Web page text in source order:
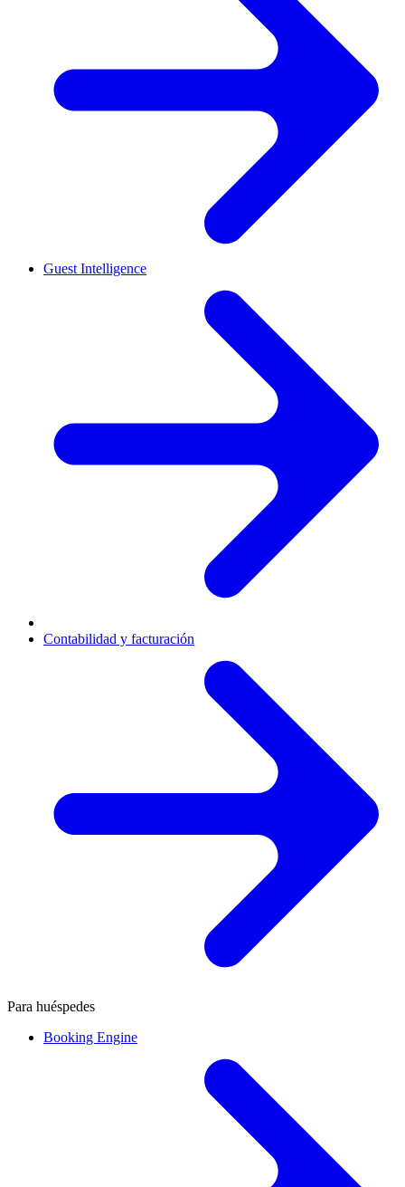
Guest Intelligence
Contabilidad y facturación
Para huéspedes
Booking Engine